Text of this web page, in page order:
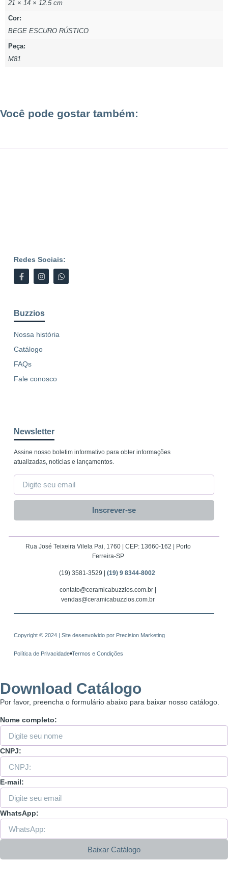
21 × 14 × 12.5 cm
Cor:
BEGE ESCURO RÚSTICO
Peça:
M81
Você pode gostar também:
Redes Sociais:
Buzzios
Nossa história
Catálogo
FAQs
Fale conosco
Newsletter
Assine nosso boletim informativo para obter informações
atualizadas, notícias e lançamentos.
Inscrever-se
Rua José Teixeira Vilela Pai, 1760 | CEP: 13660-162 | Porto
Ferreira-SP
(19) 3581-3529 | (19) 9 8344-8002
contato@ceramicabuzzios.com.br |
vendas@ceramicabuzzios.com.br
Copyright © 2024 | Site desenvolvido por Precision Marketing
Política de Privacidade Termos e Condições
Download Catálogo
Por favor, preencha o formulário abaixo para baixar nosso catálogo.
Nome completo:
CNPJ:
E-mail:
WhatsApp:
Baixar Catálogo